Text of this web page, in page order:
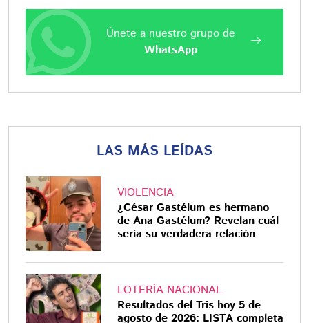
Únete a nuestro grupo de
WhatsApp
LAS MÁS LEÍDAS
VIOLENCIA
¿César Gastélum es hermano
de Ana Gastélum? Revelan cuál
sería su verdadera relación
LOTERÍA NACIONAL
Resultados del Tris hoy 5 de
agosto de 2026: LISTA completa